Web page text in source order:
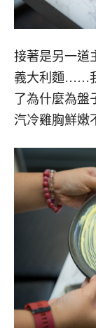
接著是另一道
義大利麵……
了為什麼為盤
汽冷雞胸鮮嫩